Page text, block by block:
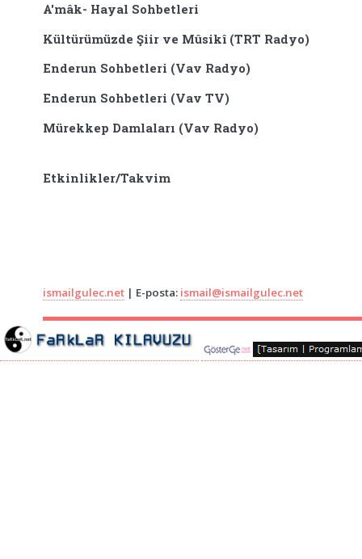
A'mâk- Hayal Sohbetleri
Kültürümüzde Şiir ve Mûsikî (TRT Radyo)
Enderun Sohbetleri (Vav Radyo)
Enderun Sohbetleri (Vav TV)
Mürekkep Damlaları (Vav Radyo)
Etkinlikler/Takvim
ismailgulec.net | E-posta: ismail@ismailgulec.net